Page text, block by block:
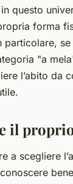
questo
forma
particolare,
"a
l’abito da
il
a scegliere